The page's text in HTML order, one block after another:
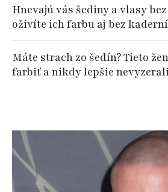
Hnevajú vás šediny a vlasy
oživíte ich farbu aj bez
Máte strach zo šedín? Tieto
farbiť a nikdy lepšie